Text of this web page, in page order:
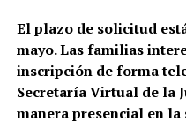
El plazo de solicitud
mayo. Las familias
inscripción de forma
Secretaría Virtual de la
manera presencial en